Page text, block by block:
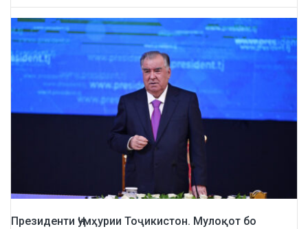
Президенти Ҷумҳурии Тоҷикистон. Мулоқот бо